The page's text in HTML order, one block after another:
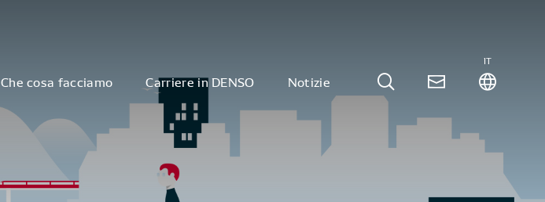
Che cosa facciamo Carriere in DENSO Notizie
IT